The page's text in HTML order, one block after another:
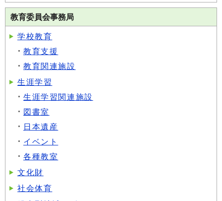
教育委員会事務局
学校教育
教育支援
教育関連施設
生涯学習
生涯学習関連施設
図書室
日本遺産
イベント
各種教室
文化財
社会体育